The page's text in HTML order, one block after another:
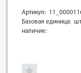
Артикул:
Базовая единица: шт
наличие: